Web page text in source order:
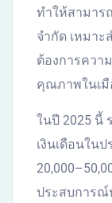
ทำให้สามาร
จำกัด เหมาะ
ต้องการควา
คุณภาพในเ
ในปี 2025 นี้
เงินเดือนใน
ประสบการณ์